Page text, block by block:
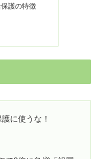
護の特徴
に使うな！